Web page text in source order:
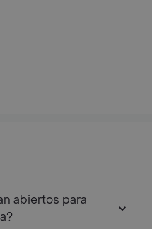
abiertos para